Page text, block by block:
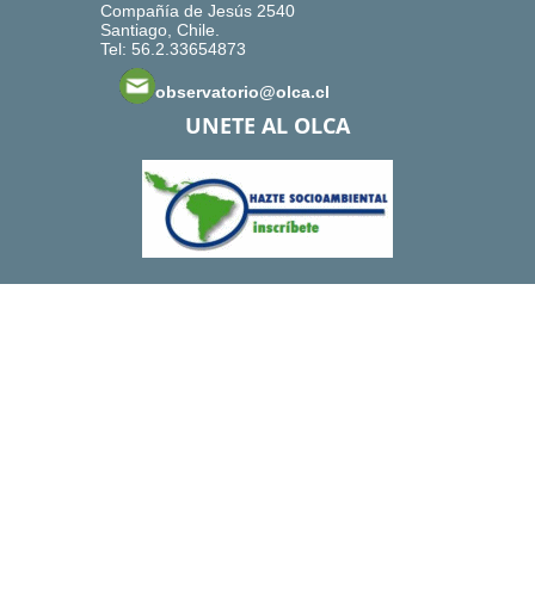
Compañía de Jesús 2540
Santiago, Chile.
Tel: 56.2.33654873
observatorio@olca.cl
UNETE AL OLCA